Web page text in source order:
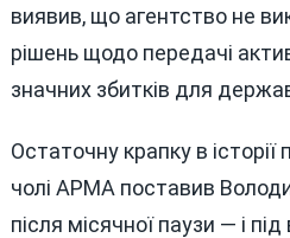
виявив, що агентство не
рішень щодо передачі
значних збитків для
Остаточну крапку в
чолі АРМА поставив
після місячної паузи — і